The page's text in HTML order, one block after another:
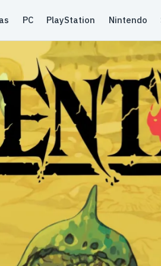
PC PlayStation Nintendo